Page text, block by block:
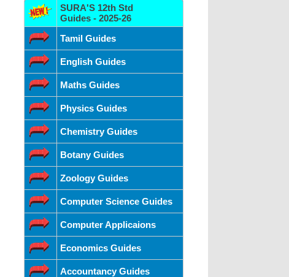
SURA'S 12th Std
Guides - 2025-26
Tamil Guides
English Guides
Maths Guides
Physics Guides
Chemistry Guides
Botany Guides
Zoology Guides
Computer Science Guides
Computer Applicaions
Economics Guides
Accountancy Guides